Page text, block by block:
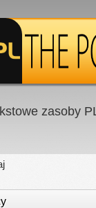
zasoby